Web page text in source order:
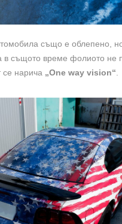
също е облепено,
същото време фолиото не
се нарича „One way vision“